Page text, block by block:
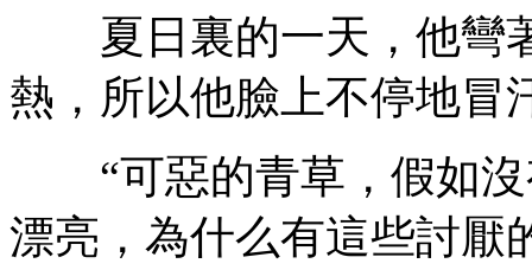
夏日裏的一天，他彎
熱，所以他臉上不停地冒
“可惡的青草，假如沒
漂亮，為什么有這些討厭